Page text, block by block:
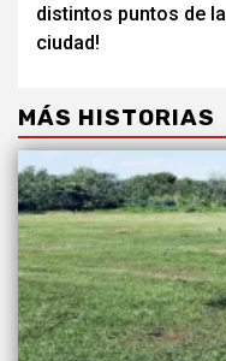
distintos puntos de la
ciudad!
MÁS HISTORIAS